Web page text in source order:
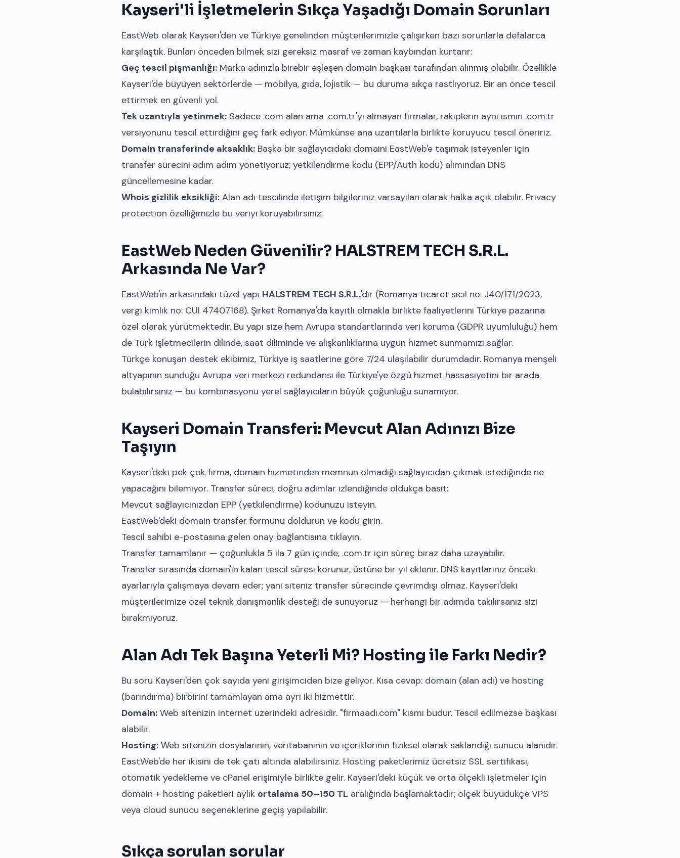
Kayseri'li İşletmelerin Sıkça Yaşadığı Domain Sorunları
EastWeb olarak Kayseri'den ve Türkiye genelinden müşterilerimizle çalışırken bazı sorunlarla defalarca
karşılaştık. Bunları önceden bilmek sizi gereksiz masraf ve zaman kaybından kurtarır:
Geç tescil pişmanlığı: Marka adınızla birebir eşleşen domain başkası tarafından alınmış olabilir. Özellikle
Kayseri'de büyüyen sektörlerde — mobilya, gıda, lojistik — bu duruma sıkça rastlıyoruz. Bir an önce tescil
ettirmek en güvenli yol.
Tek uzantıyla yetinmek: Sadece .com alan ama .com.tr'yi almayan firmalar, rakiplerin aynı ismin .com.tr
versiyonunu tescil ettirdiğini geç fark ediyor. Mümkünse ana uzantılarla birlikte koruyucu tescil öneririz.
Domain transferinde aksaklık: Başka bir sağlayıcıdaki domaini EastWeb'e taşımak isteyenler için
transfer sürecini adım adım yönetiyoruz; yetkilendirme kodu (EPP/Auth kodu) alımından DNS
güncellemesine kadar.
Whois gizlilik eksikliği: Alan adı tescilinde iletişim bilgileriniz varsayılan olarak halka açık olabilir. Privacy
protection özelliğimizle bu veriyi koruyabilirsiniz.
EastWeb Neden Güvenilir? HALSTREM TECH S.R.L.
Arkasında Ne Var?
EastWeb'in arkasındaki tüzel yapı HALSTREM TECH S.R.L.'dir (Romanya ticaret sicil no: J40/171/2023,
vergi kimlik no: CUI 47407168). Şirket Romanya'da kayıtlı olmakla birlikte faaliyetlerini Türkiye pazarına
özel olarak yürütmektedir. Bu yapı size hem Avrupa standartlarında veri koruma (GDPR uyumluluğu) hem
de Türk işletmecilerin dilinde, saat diliminde ve alışkanlıklarına uygun hizmet sunmamızı sağlar.
Türkçe konuşan destek ekibimiz, Türkiye iş saatlerine göre 7/24 ulaşılabilir durumdadır. Romanya menşeli
altyapının sunduğu Avrupa veri merkezi redundansı ile Türkiye'ye özgü hizmet hassasiyetini bir arada
bulabilirsiniz — bu kombinasyonu yerel sağlayıcıların büyük çoğunluğu sunamıyor.
Kayseri Domain Transferi: Mevcut Alan Adınızı Bize
Taşıyın
Kayseri'deki pek çok firma, domain hizmetinden memnun olmadığı sağlayıcıdan çıkmak istediğinde ne
yapacağını bilemiyor. Transfer süreci, doğru adımlar izlendiğinde oldukça basit:
Mevcut sağlayıcınızdan EPP (yetkilendirme) kodunuzu isteyin.
EastWeb'deki domain transfer formunu doldurun ve kodu girin.
Tescil sahibi e-postasına gelen onay bağlantısına tıklayın.
Transfer tamamlanır — çoğunlukla 5 ila 7 gün içinde, .com.tr için süreç biraz daha uzayabilir.
Transfer sırasında domain'in kalan tescil süresi korunur, üstüne bir yıl eklenir. DNS kayıtlarınız önceki
ayarlarıyla çalışmaya devam eder; yani siteniz transfer sürecinde çevrimdışı olmaz. Kayseri'deki
müşterilerimize özel teknik danışmanlık desteği de sunuyoruz — herhangi bir adımda takılırsanız sizi
bırakmıyoruz.
Alan Adı Tek Başına Yeterli Mi? Hosting ile Farkı Nedir?
Bu soru Kayseri'den çok sayıda yeni girişimciden bize geliyor. Kısa cevap: domain (alan adı) ve hosting
(barındırma) birbirini tamamlayan ama ayrı iki hizmettir.
Domain: Web sitenizin internet üzerindeki adresidir. "firmaadı.com" kısmı budur. Tescil edilmezse başkası
alabilir.
Hosting: Web sitenizin dosyalarının, veritabanının ve içeriklerinin fiziksel olarak saklandığı sunucu alanıdır.
EastWeb'de her ikisini de tek çatı altında alabilirsiniz. Hosting paketlerimiz ücretsiz SSL sertifikası,
otomatik yedekleme ve cPanel erişimiyle birlikte gelir. Kayseri'deki küçük ve orta ölçekli işletmeler için
domain + hosting paketleri aylık ortalama 50–150 TL aralığında başlamaktadır; ölçek büyüdükçe VPS
veya cloud sunucu seçeneklerine geçiş yapılabilir.
Sıkça sorulan sorular